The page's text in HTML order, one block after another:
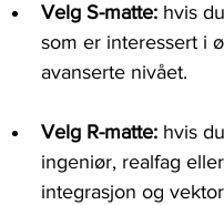
Velg S-matte: hvis
som er interessert i
avanserte nivået.
Velg R-matte: hvis
ingeniør, realfag
integrasjon og